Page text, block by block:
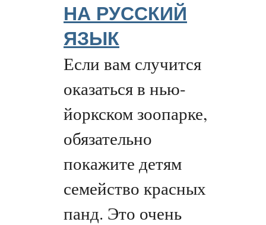
НА РУССКИЙ
ЯЗЫК
Если вам случится
оказаться в нью-
йоркском зоопарке,
обязательно
покажите детям
семейство красных
панд. Это очень